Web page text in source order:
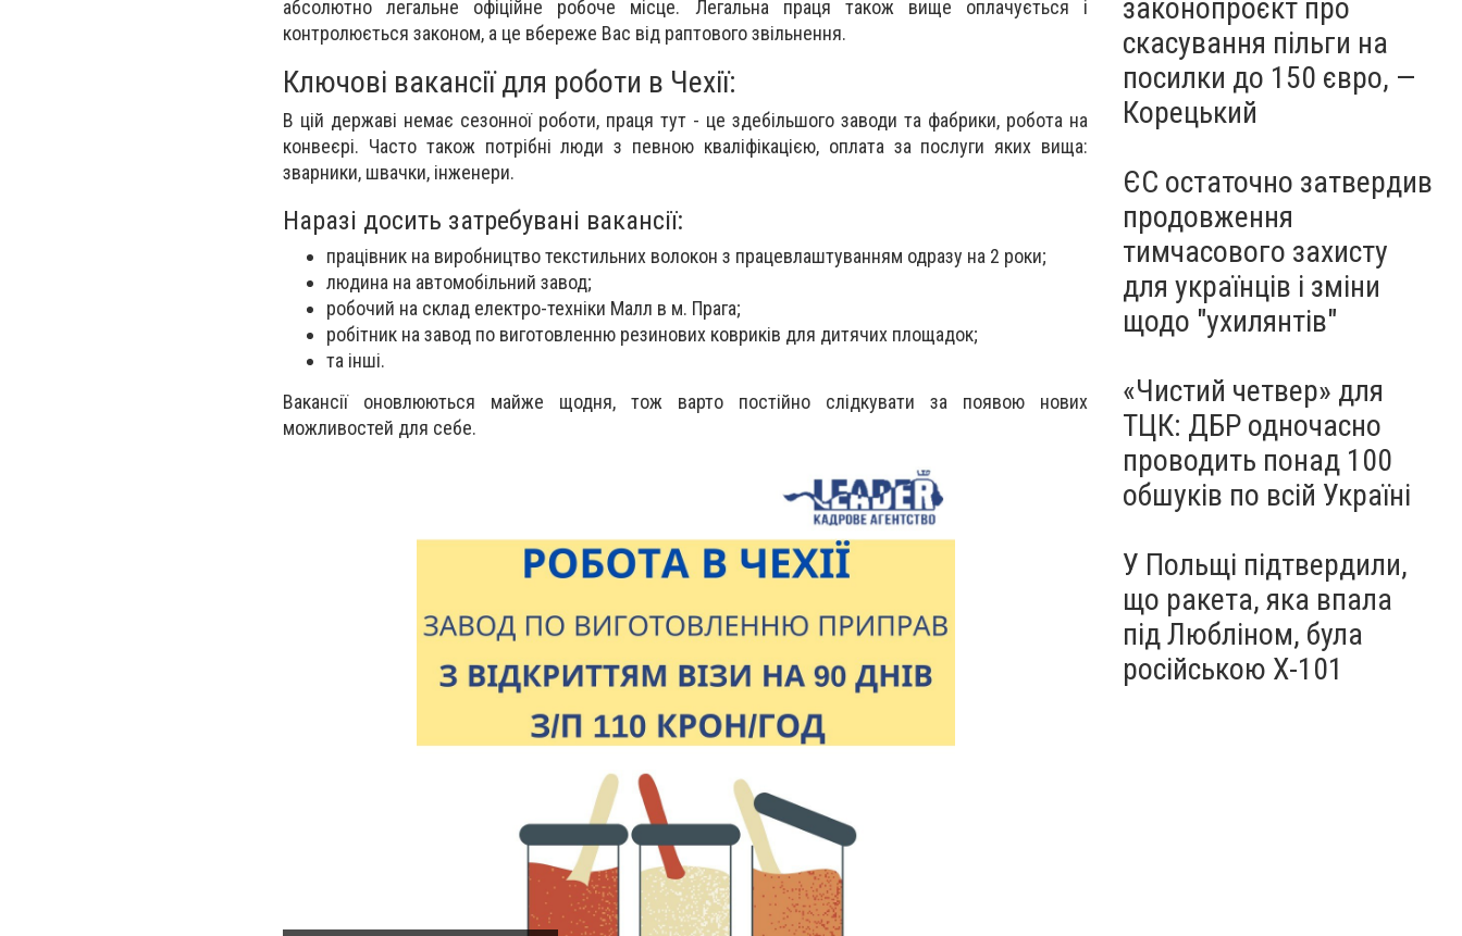
абсолютно легальне офіційне робоче місце. Легальна праця також вище оплачується і
контролюється законом, а це вбереже Вас від раптового звільнення.
Ключові вакансії для роботи в Чехії:
В цій державі немає сезонної роботи, праця тут - це здебільшого заводи та фабрики, робота на
конвеєрі. Часто також потрібні люди з певною кваліфікацією, оплата за послуги яких вища:
зварники, швачки, інженери.
Наразі досить затребувані вакансії:
працівник на виробництво текстильних волокон з працевлаштуванням одразу на 2 роки;
людина на автомобільний завод;
робочий на склад електро-техніки Малл в м. Прага;
робітник на завод по виготовленню резинових ковриків для дитячих площадок;
та інші.
Вакансії оновлюються майже щодня, тож варто постійно слідкувати за появою нових
можливостей для себе.
законопроєкт про
скасування пільги на
посилки до 150 євро, —
Корецький
ЄС остаточно затвердив
продовження
тимчасового захисту
для українців і зміни
щодо "ухилянтів"
«Чистий четвер» для
ТЦК: ДБР одночасно
проводить понад 100
обшуків по всій Україні
У Польщі підтвердили,
що ракета, яка впала
під Любліном, була
російською Х-101